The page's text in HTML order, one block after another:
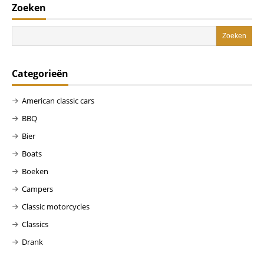
Zoeken
Categorieën
American classic cars
BBQ
Bier
Boats
Boeken
Campers
Classic motorcycles
Classics
Drank